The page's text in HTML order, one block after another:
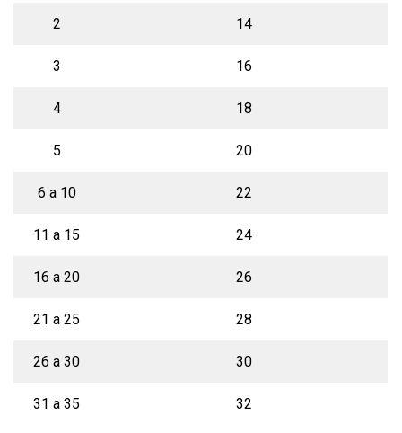
2 14
3 16
4 18
5 20
6 a 10 22
11 a 15 24
16 a 20 26
21 a 25 28
26 a 30 30
31 a 35 32